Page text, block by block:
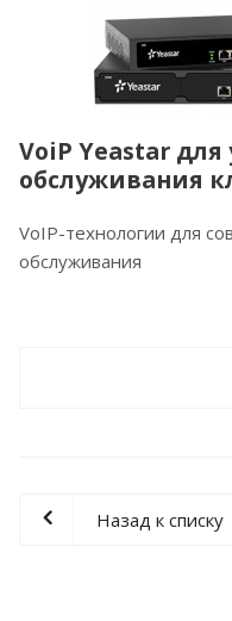
VoiP Yeastar
обслуживания
VoIP-технологии для
обслуживания
Назад к списку